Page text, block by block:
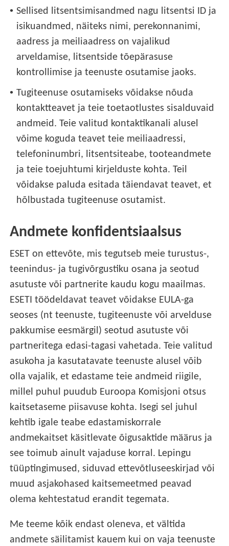
• Sellised litsentsimisandmed nagu litsentsi ID ja
isikuandmed, näiteks nimi, perekonnanimi,
aadress ja meiliaadress on vajalikud
arveldamise, litsentside tõepärasuse
kontrollimise ja teenuste osutamise jaoks.
• Tugiteenuse osutamiseks võidakse nõuda
kontaktteavet ja teie toetaotlustes sisalduvaid
andmeid. Teie valitud kontaktikanali alusel
võime koguda teavet teie meiliaadressi,
telefoninumbri, litsentsiteabe, tooteandmete
ja teie toejuhtumi kirjelduste kohta. Teil
võidakse paluda esitada täiendavat teavet, et
hõlbustada tugiteenuse osutamist.
Andmete konfidentsiaalsus
ESET on ettevõte, mis tegutseb meie turustus-,
teenindus- ja tugivõrgustiku osana ja seotud
asutuste või partnerite kaudu kogu maailmas.
ESETI töödeldavat teavet võidakse EULA-ga
seoses (nt teenuste, tugiteenuste või arvelduse
pakkumise eesmärgil) seotud asutuste või
partneritega edasi-tagasi vahetada. Teie valitud
asukoha ja kasutatavate teenuste alusel võib
olla vajalik, et edastame teie andmeid riigile,
millel puhul puudub Euroopa Komisjoni otsus
kaitsetaseme piisavuse kohta. Isegi sel juhul
kehtib igale teabe edastamiskorrale
andmekaitset käsitlevate õigusaktide määrus ja
see toimub ainult vajaduse korral. Lepingu
tüüptingimused, siduvad ettevõtluseeskirjad või
muud asjakohased kaitsemeetmed peavad
olema kehtestatud erandit tegemata.
Me teeme kõik endast oleneva, et vältida
andmete säilitamist kauem kui on vaja teenuste